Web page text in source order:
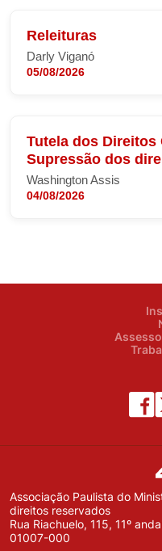
Releituras
Darly Viganó
05/08/2026
Tutela dos Direitos
Supressão dos
Washington Assis
04/08/2026
Associação Paulista do
direitos reservados
Rua Riachuelo, 115, 11º
01007-000